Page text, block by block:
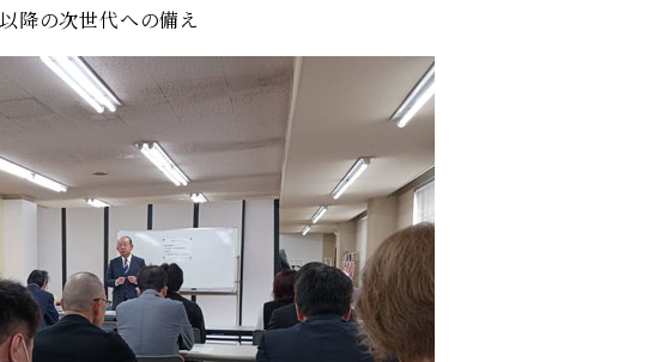
降の次世代への備え